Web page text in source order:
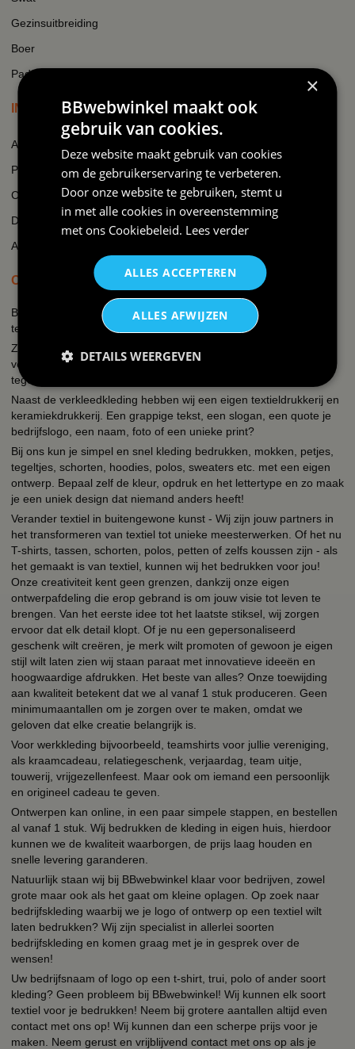
Gezinsuitbreiding
Boer
Padel
INFORMATIE
Algemene voorwaarden
Privacy
Cookie beleid
Disclaimer
AI-transparantieverklaring
OVER BBWEBWINKEL.NL
BBwebwinkel is een webshop die zich richt op alles wat met feest
te maken heeft en bedrukking van textiel en keramiek!
Zo kun je bij ons terecht voor een uitgebreid assortiment
verkleedkleding kostuums, brillen, fun t-shirts, hoeden, mokken,
tegeltjes, petjes, schorten.
Naast de verkleedkleding hebben wij een eigen textieldrukkerij en
keramiekdrukkerij. Een grappige tekst, een slogan, een quote je
bedrijfslogo, een naam, foto of een unieke print?
Bij ons kun je simpel en snel kleding bedrukken, mokken, petjes,
tegeltjes, schorten, hoodies, polos, sweaters etc. met een eigen
ontwerp. Bepaal zelf de kleur, opdruk en het lettertype en zo maak
je een uniek design dat niemand anders heeft!
Verander textiel in buitengewone kunst - Wij zijn jouw partners in
het transformeren van textiel tot unieke meesterwerken. Of het nu
T-shirts, tassen, schorten, polos, petten of zelfs koussen zijn - als
het gemaakt is van textiel, kunnen wij het bedrukken voor jou!
Onze creativiteit kent geen grenzen, dankzij onze eigen
ontwerpafdeling die erop gebrand is om jouw visie tot leven te
brengen. Van het eerste idee tot het laatste stiksel, wij zorgen
ervoor dat elk detail klopt. Of je nu een gepersonaliseerd
geschenk wilt creëren, je merk wilt promoten of gewoon je eigen
stijl wilt laten zien wij staan paraat met innovatieve ideeën en
hoogwaardige afdrukken. Het beste van alles? Onze toewijding
aan kwaliteit betekent dat we al vanaf 1 stuk produceren. Geen
minimumaantallen om je zorgen over te maken, omdat we
geloven dat elke creatie belangrijk is.
Voor werkkleding bijvoorbeeld, teamshirts voor jullie vereniging,
als kraamcadeau, relatiegeschenk, verjaardag, team uitje,
touwerij, vrijgezellenfeest. Maar ook om iemand een persoonlijk
en origineel cadeau te geven.
Ontwerpen kan online, in een paar simpele stappen, en bestellen
al vanaf 1 stuk. Wij bedrukken de kleding in eigen huis, hierdoor
kunnen we de kwaliteit waarborgen, de prijs laag houden en
snelle levering garanderen.
Natuurlijk staan wij bij BBwebwinkel klaar voor bedrijven, zowel
grote maar ook als het gaat om kleine oplagen. Op zoek naar
bedrijfskleding waarbij we je logo of ontwerp op een textiel wilt
laten bedrukken? Wij zijn specialist in allerlei soorten
bedrijfskleding en komen graag met je in gesprek over de
wensen!
Uw bedrijfsnaam of logo op een t-shirt, trui, polo of ander soort
kleding? Geen probleem bij BBwebwinkel! Wij kunnen elk soort
textiel voor je bedrukken! Neem bij grotere aantallen altijd even
contact met ons op! Wij kunnen dan een scherpe prijs voor je
maken. Neem gerust en vrijblijvend contact met ons op als je
×
BBwebwinkel maakt ook
gebruik van cookies.
Deze website maakt gebruik van cookies
om de gebruikerservaring te verbeteren.
Door onze website te gebruiken, stemt u
in met alle cookies in overeenstemming
met ons Cookiebeleid. Lees verder
ALLES ACCEPTEREN
ALLES AFWIJZEN
DETAILS WEERGEVEN